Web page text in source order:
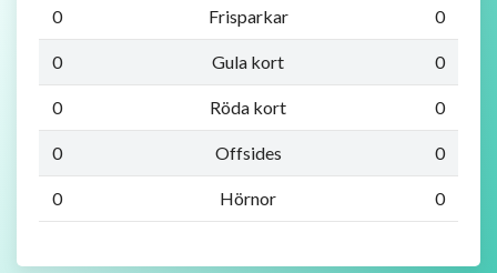
0 Frisparkar 0
0 Gula kort 0
0 Röda kort 0
0 Offsides 0
0 Hörnor 0